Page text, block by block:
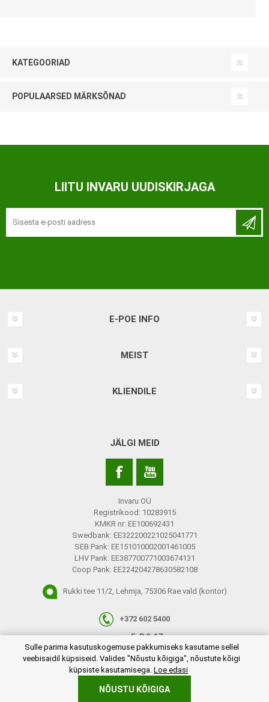
KATEGOORIAD
POPULAARSED MÄRKSÕNAD
LIITU INVARU UUDISKIRJAGA
E-POE INFO
MEIST
KLIENDILE
JÄLGI MEID
Invaru OÜ
Registrikood: 10283915
KMKR nr: EE100692431
Swedbank: EE322200221025041771
SEB Pank: EE151010002001461005
LHV Pank: EE387700771003674131
Coop Pank: EE224204278630582108
Rukki tee 11/2, Lehmja, 75306 Rae vald (kontor)
+372 602 5400
E-R 9-17
info@invaru.ee
Sulle parima kasutuskogemuse pakkumiseks kasutame sellel
veebisaidil küpsiseid. Valides "Nõustu kõigiga", nõustute kõigi
küpsiste kasutamisega. Loe edasi
NÕUSTU KÕIGIGA